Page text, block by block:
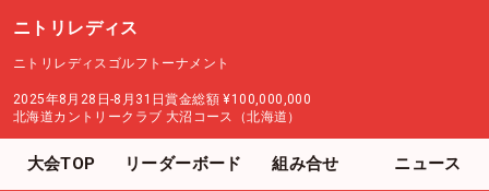
ニトリレディス
ニトリレディスゴルフトーナメント
2025年8月28日-8月31日賞金総額 ¥100,000,000
北海道カントリークラブ 大沼コース（北海道）
大会TOP リーダーボード 組み合せ ニュース